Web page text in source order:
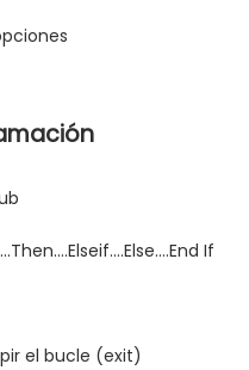
If
el bucle (exit)